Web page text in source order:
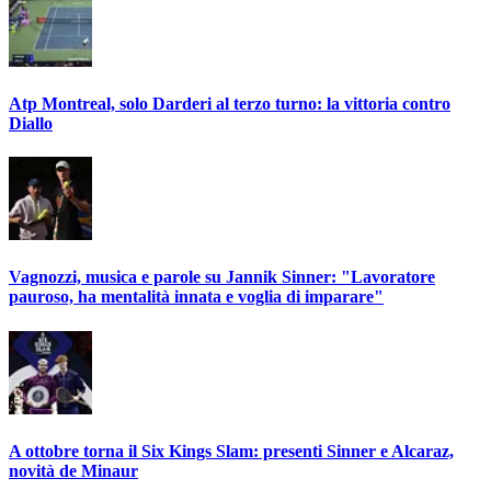
Atp Montreal, solo Darderi al terzo turno: la vittoria contro
Diallo
Vagnozzi, musica e parole su Jannik Sinner: "Lavoratore
pauroso, ha mentalità innata e voglia di imparare"
A ottobre torna il Six Kings Slam: presenti Sinner e Alcaraz,
novità de Minaur